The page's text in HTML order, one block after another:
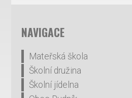
NAVIGACE
Mateřská škola
Školní družina
Školní jídelna